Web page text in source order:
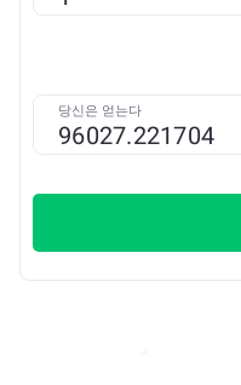
당신은 얻는다